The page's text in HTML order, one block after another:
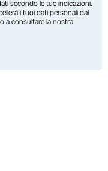
secondo le tue indicazioni.
i tuoi dati personali dal
a consultare la nostra